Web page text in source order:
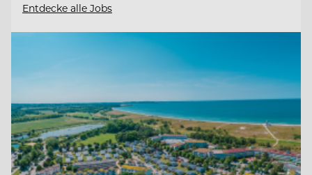
Entdecke alle Jobs